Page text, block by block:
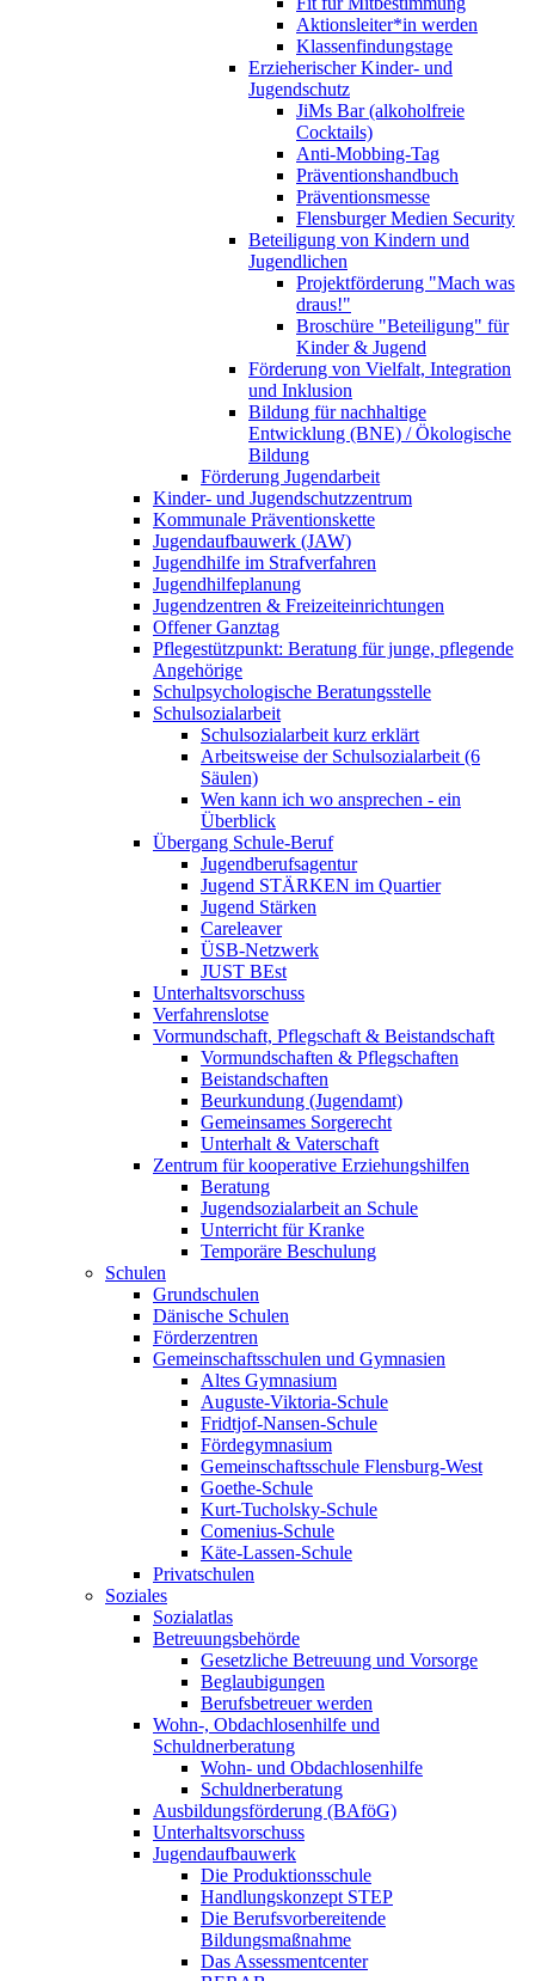
Aktionsleiter*in werden
Klassenfindungstage
Erzieherischer Kinder- und
Jugendschutz
JiMs Bar (alkoholfreie
Cocktails)
Anti-Mobbing-Tag
Präventionshandbuch
Präventionsmesse
Flensburger Medien Security
Beteiligung von Kindern und
Jugendlichen
Projektförderung "Mach was
draus!"
Broschüre "Beteiligung" für
Kinder & Jugend
Förderung von Vielfalt, Integration
und Inklusion
Bildung für nachhaltige
Entwicklung (BNE) / Ökologische
Bildung
Förderung Jugendarbeit
Kinder- und Jugendschutzzentrum
Kommunale Präventionskette
Jugendaufbauwerk (JAW)
Jugendhilfe im Strafverfahren
Jugendhilfeplanung
Jugendzentren & Freizeiteinrichtungen
Offener Ganztag
Pflegestützpunkt: Beratung für junge, pflegende
Angehörige
Schulpsychologische Beratungsstelle
Schulsozialarbeit
Schulsozialarbeit kurz erklärt
Arbeitsweise der Schulsozialarbeit (6
Säulen)
Wen kann ich wo ansprechen - ein
Überblick
Übergang Schule-Beruf
Jugendberufsagentur
Jugend STÄRKEN im Quartier
Jugend Stärken
Careleaver
ÜSB-Netzwerk
JUST BEst
Unterhaltsvorschuss
Verfahrenslotse
Vormundschaft, Pflegschaft & Beistandschaft
Vormundschaften & Pflegschaften
Beistandschaften
Beurkundung (Jugendamt)
Gemeinsames Sorgerecht
Unterhalt & Vaterschaft
Zentrum für kooperative Erziehungshilfen
Beratung
Jugendsozialarbeit an Schule
Unterricht für Kranke
Temporäre Beschulung
Schulen
Grundschulen
Dänische Schulen
Förderzentren
Gemeinschaftsschulen und Gymnasien
Altes Gymnasium
Auguste-Viktoria-Schule
Fridtjof-Nansen-Schule
Fördegymnasium
Gemeinschaftsschule Flensburg-West
Goethe-Schule
Kurt-Tucholsky-Schule
Comenius-Schule
Käte-Lassen-Schule
Privatschulen
Soziales
Sozialatlas
Betreuungsbehörde
Gesetzliche Betreuung und Vorsorge
Beglaubigungen
Berufsbetreuer werden
Wohn-, Obdachlosenhilfe und
Schuldnerberatung
Wohn- und Obdachlosenhilfe
Schuldnerberatung
Ausbildungsförderung (BAföG)
Unterhaltsvorschuss
Jugendaufbauwerk
Die Produktionsschule
Handlungskonzept STEP
Die Berufsvorbereitende
Bildungsmaßnahme
Das Assessmentcenter